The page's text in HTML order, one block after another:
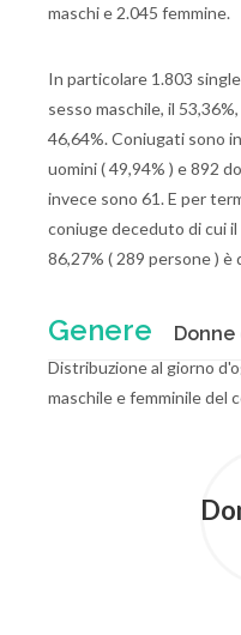
maschi e 2.045 femmine.
In particolare 1.803
sesso maschile, il
46,64%. Coniugati sono
uomini ( 49,94% ) e 892
invece sono 61. E per
coniuge deceduto di cui il
86,27% ( 289 persone ) è
Genere Donne
Distribuzione al giorno
maschile e femminile del